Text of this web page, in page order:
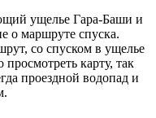
ущелье Гара-Баши и
о маршруте спуска.
со спуском в ущелье
карту, так
проездной водопад и